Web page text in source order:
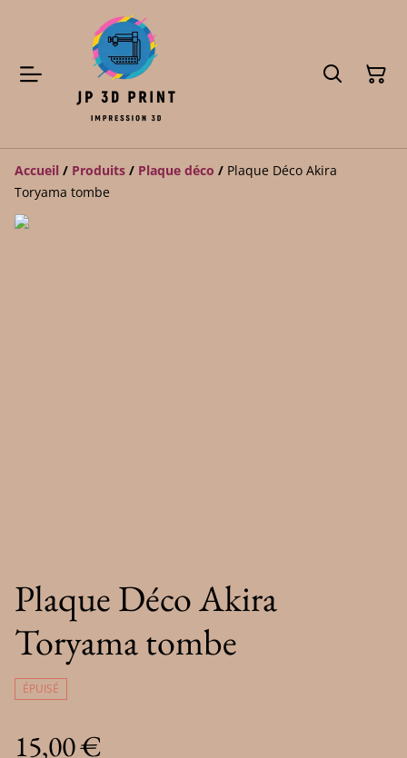
Accueil / Produits / Plaque déco / Plaque Déco Akira
Toryama tombe
Plaque Déco Akira
Toryama tombe
ÉPUISÉ
15,00 €